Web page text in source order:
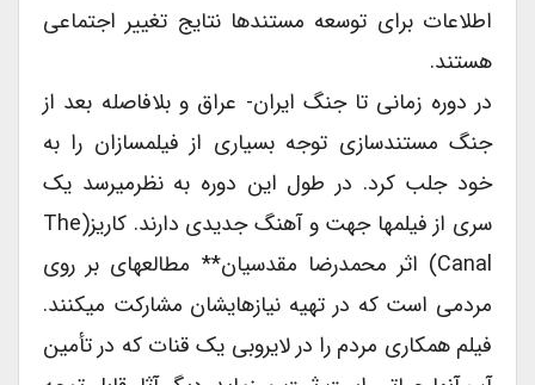
اطلاعات برای توسعه مستند‏ها نتایج تغییر اجتماعی
هستند.
در دوره زمانی تا جنگ ایران- عراق و بلافاصله بعد از
جنگ مستند‏سازی توجه بسیاری از فیلم‏سازان را به
خود جلب کرد. در طول این دوره به نظر‏می‏رسد یک
سری از فیلم‏ها جهت و آهنگ جدیدی دارند. کاریز(The
Canal) اثر محمدرضا مقدسیان** مطالعه‏ای بر روی
مردمی است که در تهیه نیازهایشان مشارکت می‏کنند.
فیلم همکاری مردم را در لایروبی یک قنات که در تأمین